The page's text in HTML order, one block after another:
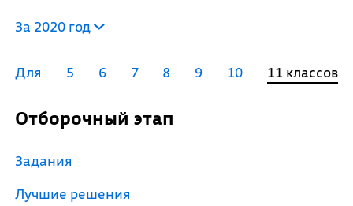
За 2020 год
Для 5 6 7 8 9 10 11 классов
Отборочный этап
Задания
Лучшие решения